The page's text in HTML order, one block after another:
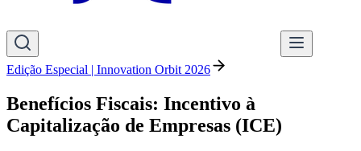
Edição Especial | Innovation Orbit 2026
Benefícios Fiscais: Incentivo à
Capitalização de Empresas (ICE)